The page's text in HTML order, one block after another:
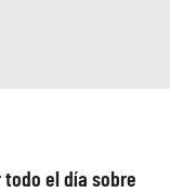
todo el día sobre